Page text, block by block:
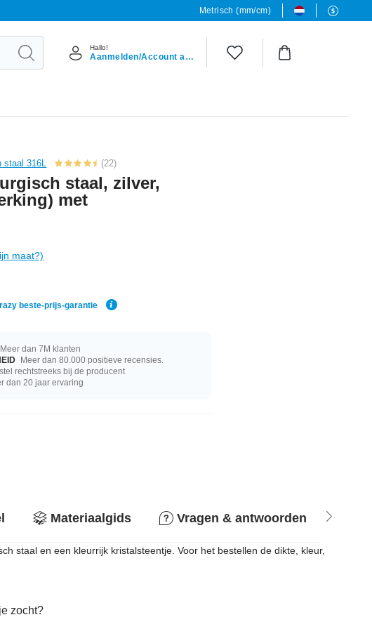
Metrisch (mm/cm)
Hallo!
Aanmelden/Account aanmaken
316L (22)
staal, zilver,
met
maat?)
beste-prijs-garantie
Meer dan 7M klanten
Meer dan 80.000 positieve recensies.
rechtstreeks bij de producent
dan 20 jaar ervaring
Materiaalgids Vragen & antwoorden
staal en een kleurrijk kristalsteentje. Voor het bestellen de dikte, kleur,
zocht?